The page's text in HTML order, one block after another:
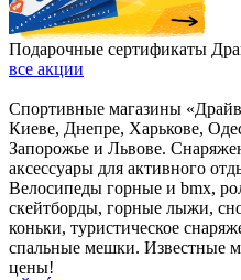
Подарочные сертификаты
все акции
Спортивные магазины
Киеве, Днепре, Харькове,
Запорожье и Львове.
аксессуары для активного
Велосипеды горные и bmx,
скейтборды, горные лыжи,
коньки, туристическое
спальные мешки. Известные
цены!